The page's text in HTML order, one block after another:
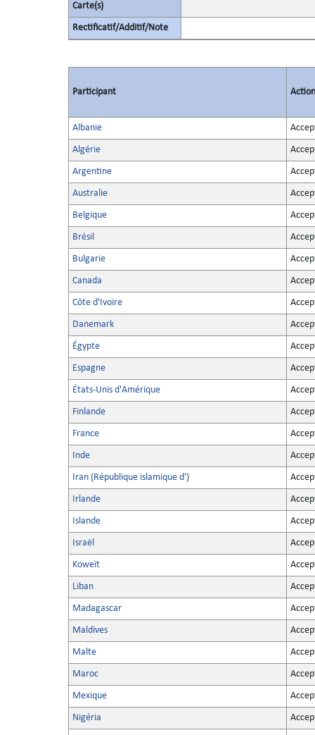
Carte(s)
Rectificatif/Additif/Note
Participant Action
Albanie
Algérie
Argentine
Australie
Belgique
Brésil
Bulgarie
Canada
Côte d'Ivoire
Danemark
Égypte
Espagne
États-Unis d'Amérique
Finlande
France
Inde
Iran (République islamique d')
Irlande
Islande
Israël
Koweït
Liban
Madagascar
Maldives
Malte
Maroc
Mexique
Nigéria